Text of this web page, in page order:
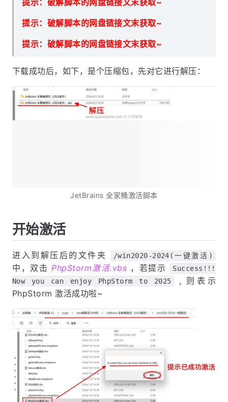
提示：破解脚本的网盘链接文末获取~
提示：破解脚本的网盘链接文末获取~
下载成功后，如下，是个压缩包，先对它进行解压：
JetBrains 全家桶激活脚本
开始激活
进入到解压后的文件夹 /win2020-2024(一键激活)
中，双击 PhpStorm激活.vbs ，若提示
Success!!!
Now you can enjoy PhpStorm to 2025
, 则表示
PhpStorm 激活成功啦~